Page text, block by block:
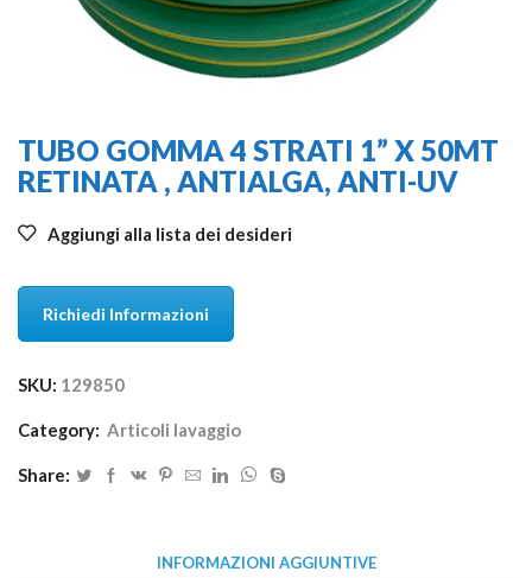
TUBO GOMMA 4 STRATI 1” X 50MT
RETINATA , ANTIALGA, ANTI-UV
Aggiungi alla lista dei desideri
Richiedi Informazioni
SKU: 129850
Category: Articoli lavaggio
Share:
INFORMAZIONI AGGIUNTIVE